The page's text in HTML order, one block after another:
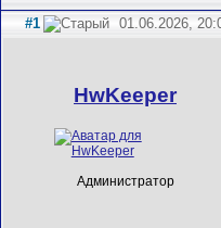
#1 01.06.2026,
HwKeeper
Администратор